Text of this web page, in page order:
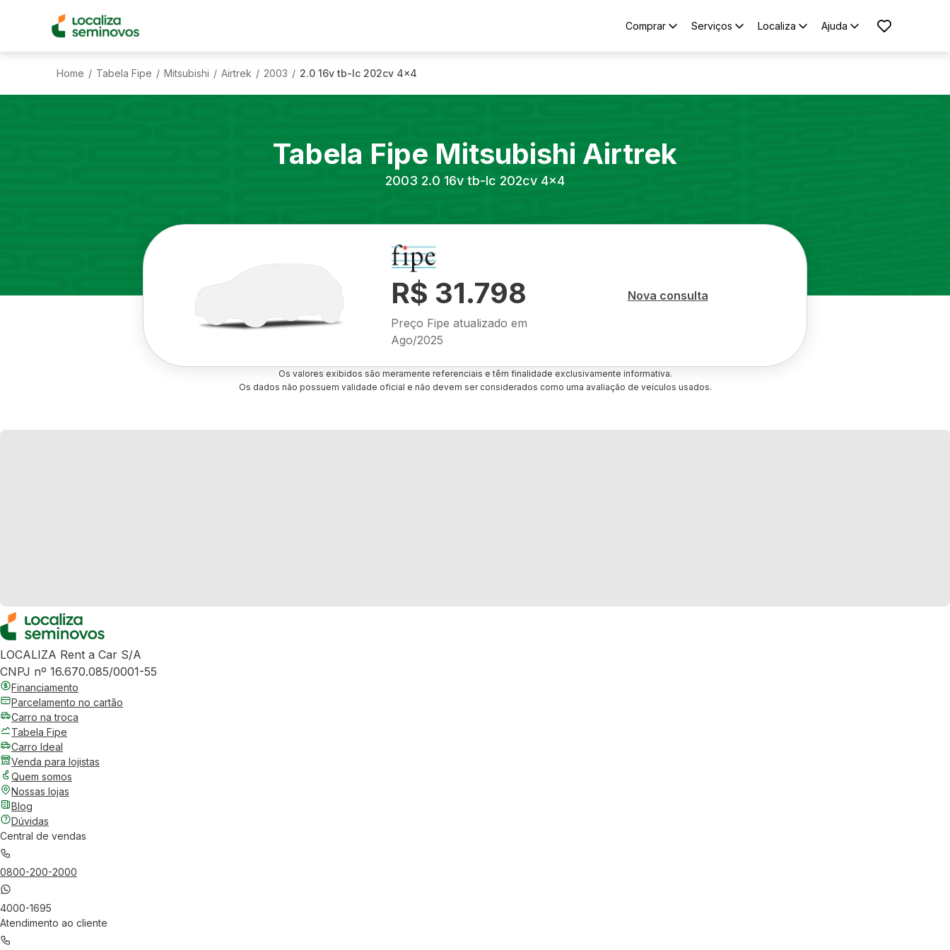
Comprar Serviços Localiza Ajuda
Home / Tabela Fipe / Mitsubishi / Airtrek / 2003 / 2.0 16v tb-Ic 202cv 4x4
Tabela Fipe Mitsubishi Airtrek
2003 2.0 16v tb-Ic 202cv 4x4
R$ 31.798
Preço Fipe atualizado em
Ago/2025
Nova consulta
Os valores exibidos são meramente referenciais e têm finalidade exclusivamente informativa.
Os dados não possuem validade oficial e não devem ser considerados como uma avaliação de veículos usados.
LOCALIZA Rent a Car S/A
CNPJ nº 16.670.085/0001-55
Financiamento
Parcelamento no cartão
Carro na troca
Tabela Fipe
Carro Ideal
Venda para lojistas
Quem somos
Nossas lojas
Blog
Dúvidas
Central de vendas
0800-200-2000
4000-1695
Atendimento ao cliente